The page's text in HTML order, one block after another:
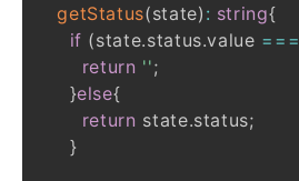
getStatus(state) : string{
if (state.status.value ===
return '';
}else{
return state.status;
}